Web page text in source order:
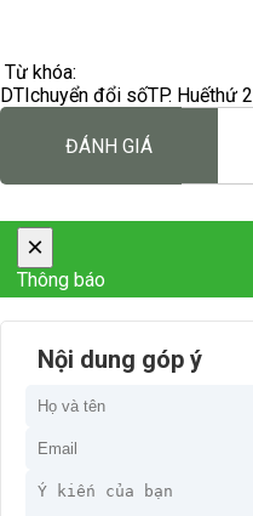
Từ khóa:
DTIchuyển đổi sốTP. Huếthứ 2
ĐÁNH GIÁ
×
Thông báo
Nội dung góp ý